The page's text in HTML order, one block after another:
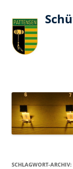
SCHLAGWORT-ARCHIV: